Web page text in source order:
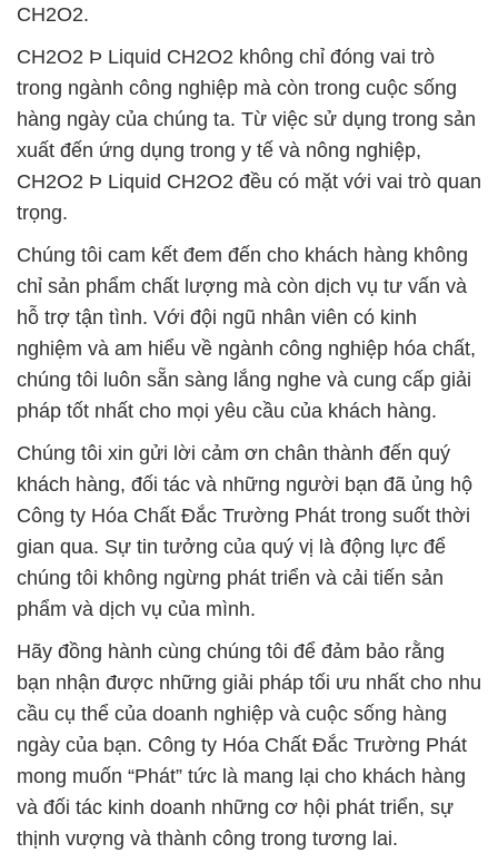
CH2O2.
CH2O2 Þ Liquid CH2O2 không chỉ đóng vai trò
trong ngành công nghiệp mà còn trong cuộc sống
hàng ngày của chúng ta. Từ việc sử dụng trong sản
xuất đến ứng dụng trong y tế và nông nghiệp,
CH2O2 Þ Liquid CH2O2 đều có mặt với vai trò quan
trọng.
Chúng tôi cam kết đem đến cho khách hàng không
chỉ sản phẩm chất lượng mà còn dịch vụ tư vấn và
hỗ trợ tận tình. Với đội ngũ nhân viên có kinh
nghiệm và am hiểu về ngành công nghiệp hóa chất,
chúng tôi luôn sẵn sàng lắng nghe và cung cấp giải
pháp tốt nhất cho mọi yêu cầu của khách hàng.
Chúng tôi xin gửi lời cảm ơn chân thành đến quý
khách hàng, đối tác và những người bạn đã ủng hộ
Công ty Hóa Chất Đắc Trường Phát trong suốt thời
gian qua. Sự tin tưởng của quý vị là động lực để
chúng tôi không ngừng phát triển và cải tiến sản
phẩm và dịch vụ của mình.
Hãy đồng hành cùng chúng tôi để đảm bảo rằng
bạn nhận được những giải pháp tối ưu nhất cho nhu
cầu cụ thể của doanh nghiệp và cuộc sống hàng
ngày của bạn. Công ty Hóa Chất Đắc Trường Phát
mong muốn “Phát” tức là mang lại cho khách hàng
và đối tác kinh doanh những cơ hội phát triển, sự
thịnh vượng và thành công trong tương lai.